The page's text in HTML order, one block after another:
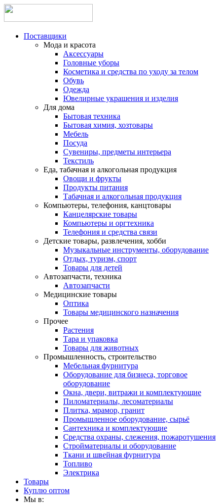
Поставщики
Мода и красота
Аксессуары
Головные уборы
Косметика и средства по уходу за телом
Обувь
Одежда
Ювелирные украшения и изделия
Для дома
Бытовая техника
Бытовая химия, хозтовары
Мебель
Посуда
Сувениры, предметы интерьера
Текстиль
Еда, табачная и алкогольная продукция
Овощи и фрукты
Продукты питания
Табачная и алкогольная продукция
Компьютеры, телефония, канцтовары
Канцелярские товары
Компьютеры и оргтехника
Телефония и средства связи
Детские товары, развлечения, хобби
Музыкальные инструменты, оборудование
Отдых, туризм, спорт
Товары для детей
Автозапчасти, техника
Автозапчасти
Медицинские товары
Оптика
Товары медицинского назначения
Прочее
Растения
Тара и упаковка
Товары для животных
Промышленность, строительство
Мебельная фурнитура
Оборудование для бизнеса, торговое
оборудование
Окна, двери, витражи и комплектующие
Пиломатериалы, лесоматериалы
Плитка, мрамор, гранит
Промышленное оборудование, сырьё
Сантехника и комплектующие
Средства охраны, слежения, пожаротушения
Стройматериалы и оборудование
Ткани и швейная фурнитура
Топливо
Электрика
Товары
Куплю оптом
Мы в: